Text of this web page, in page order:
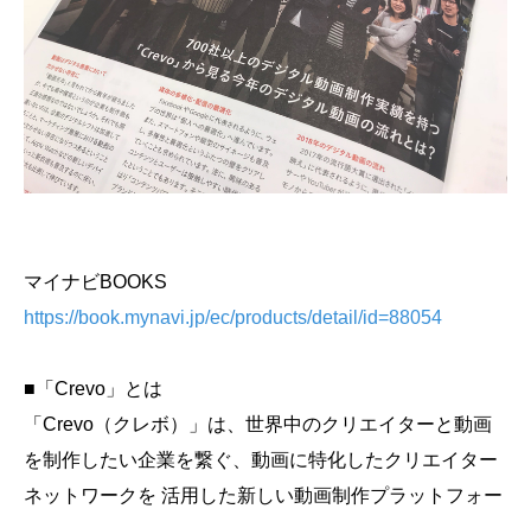
資料ダウンロード
マイナビBOOKS
https://book.mynavi.jp/ec/products/detail/id=88054
■「Crevo」とは
「Crevo（クレボ）」は、世界中のクリエイターと動画
を制作したい企業を繋ぐ、動画に特化したクリエイター
ネットワークを 活用した新しい動画制作プラットフォー